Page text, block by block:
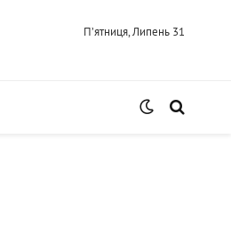
П’ятниця, Липень 31